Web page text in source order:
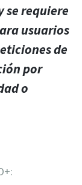
se requiere
usuarios
de
por
o